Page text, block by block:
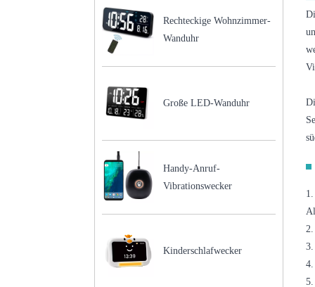
Rechteckige Wohnzimmer-
Wanduhr
Große LED-Wanduhr
Handy-Anruf-
Vibrationswecker
Kinderschlafwecker